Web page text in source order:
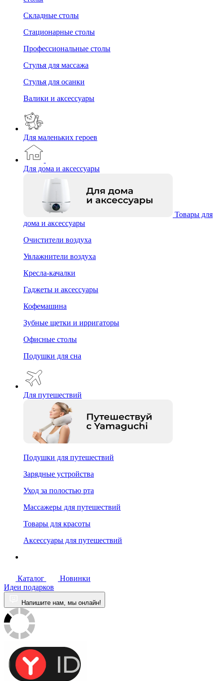
Складные столы
Стационарные столы
Профессиональные столы
Стулья для массажа
Стулья для осанки
Валики и аксессуары
Для маленьких героев
Для дома и аксессуары
Товары для
дома и аксессуары
Очистители воздуха
Увлажнители воздуха
Кресла-качалки
Гаджеты и аксессуары
Кофемашина
Зубные щетки и ирригаторы
Офисные столы
Подушки для сна
Для путешествий
Подушки для путешествий
Зарядные устройства
Уход за полостью рта
Массажеры для путешествий
Товары для красоты
Аксессуары для путешествий
Каталог
Новинки
Идеи подарков
Напишите нам, мы онлайн!